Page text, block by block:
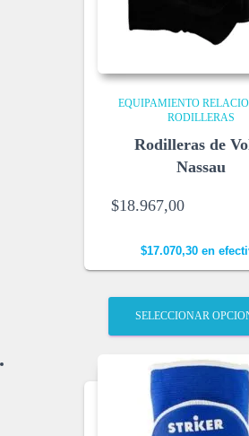
EQUIPAMIENTO
RODILLERAS
Rodilleras de
Nassau
$18.967,00
$17.070,30en
SELECCIONAR